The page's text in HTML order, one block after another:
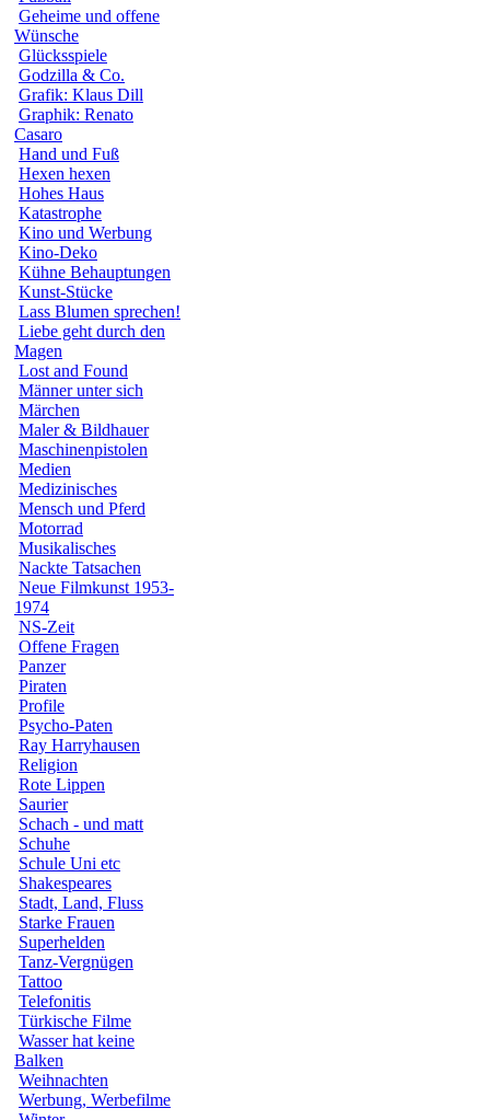
Geheime und offene
Wünsche
Glücksspiele
Godzilla & Co.
Grafik: Klaus Dill
Graphik: Renato
Casaro
Hand und Fuß
Hexen hexen
Hohes Haus
Katastrophe
Kino und Werbung
Kino-Deko
Kühne Behauptungen
Kunst-Stücke
Lass Blumen sprechen!
Liebe geht durch den
Magen
Lost and Found
Männer unter sich
Märchen
Maler & Bildhauer
Maschinenpistolen
Medien
Medizinisches
Mensch und Pferd
Motorrad
Musikalisches
Nackte Tatsachen
Neue Filmkunst 1953-
1974
NS-Zeit
Offene Fragen
Panzer
Piraten
Profile
Psycho-Paten
Ray Harryhausen
Religion
Rote Lippen
Saurier
Schach - und matt
Schuhe
Schule Uni etc
Shakespeares
Stadt, Land, Fluss
Starke Frauen
Superhelden
Tanz-Vergnügen
Tattoo
Telefonitis
Türkische Filme
Wasser hat keine
Balken
Weihnachten
Werbung, Werbefilme